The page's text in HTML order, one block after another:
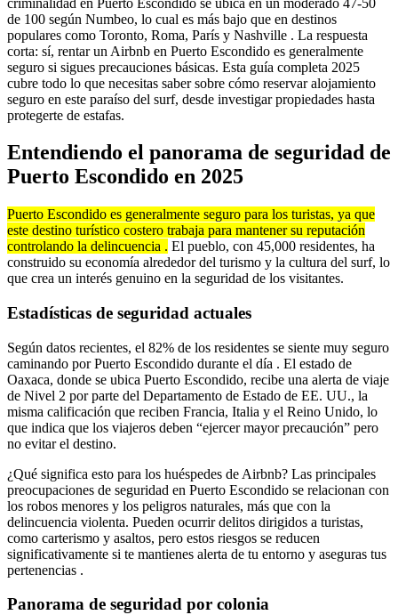
de 100 según Numbeo, lo cual es más bajo que en destinos
populares como Toronto, Roma, París y Nashville . La respuesta
corta: sí, rentar un Airbnb en Puerto Escondido es generalmente
seguro si sigues precauciones básicas. Esta guía completa 2025
cubre todo lo que necesitas saber sobre cómo reservar alojamiento
seguro en este paraíso del surf, desde investigar propiedades hasta
protegerte de estafas.
Entendiendo el panorama de seguridad de
Puerto Escondido en 2025
Puerto Escondido es generalmente seguro para los turistas, ya que
este destino turístico costero trabaja para mantener su reputación
controlando la delincuencia . El pueblo, con 45,000 residentes, ha
construido su economía alrededor del turismo y la cultura del surf, lo
que crea un interés genuino en la seguridad de los visitantes.
Estadísticas de seguridad actuales
Según datos recientes, el 82% de los residentes se siente muy seguro
caminando por Puerto Escondido durante el día . El estado de
Oaxaca, donde se ubica Puerto Escondido, recibe una alerta de viaje
de Nivel 2 por parte del Departamento de Estado de EE. UU., la
misma calificación que reciben Francia, Italia y el Reino Unido, lo
que indica que los viajeros deben “ejercer mayor precaución” pero
no evitar el destino.
¿Qué significa esto para los huéspedes de Airbnb? Las principales
preocupaciones de seguridad en Puerto Escondido se relacionan con
los robos menores y los peligros naturales, más que con la
delincuencia violenta. Pueden ocurrir delitos dirigidos a turistas,
como carterismo y asaltos, pero estos riesgos se reducen
significativamente si te mantienes alerta de tu entorno y aseguras tus
pertenencias .
Panorama de seguridad por colonia